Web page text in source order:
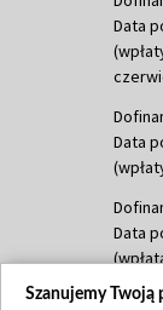
Data
Data
Data
Szanujemy Twoją